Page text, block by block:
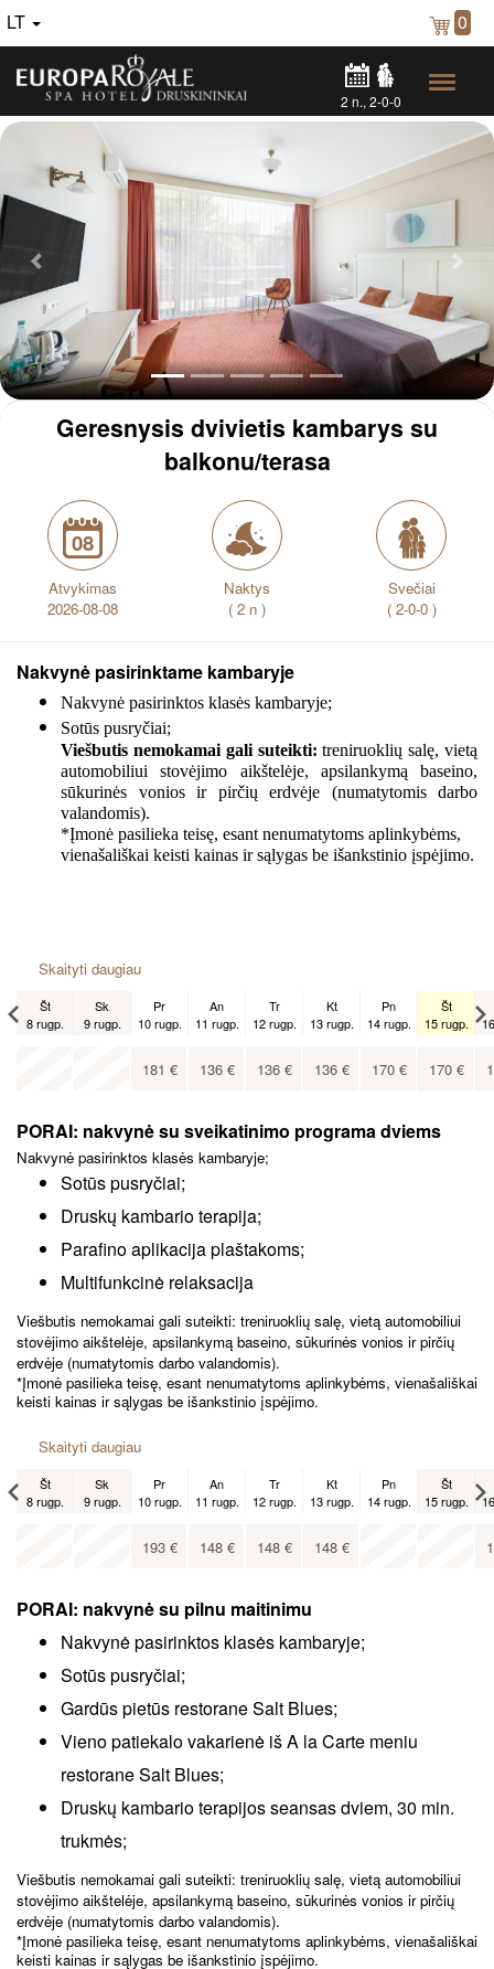
LT 0
2 n., 2-0-0
Ankstesnė
Geresnysis dvivietis kambarys su
balkonu/terasa
08
Atvykimas
2026-08-08
Naktys
( 2 n )
Svečiai
( 2-0-0 )
Nakvynė pasirinktame kambaryje
Nakvynė pasirinktos klasės kambaryje;
Sotūs pusryčiai;
Viešbutis nemokamai gali suteikti: treniruoklių salę, vietą
automobiliui stovėjimo aikštelėje, apsilankymą baseino,
sūkurinės vonios ir pirčių erdvėje (numatytomis darbo
valandomis).
*Įmonė pasilieka teisę, esant nenumatytoms aplinkybėms,
vienašališkai keisti kainas ir sąlygas be išankstinio įspėjimo.
Skaityti daugiau
Št
8 rugp.
Sk
9 rugp.
Pr
10 rugp.
An
11 rugp.
Tr
12 rugp.
Kt
13 rugp.
Pn
14 rugp.
Št
15 rugp.
181 € 136 € 136 € 136 € 170 € 170 €
PORAI: nakvynė su sveikatinimo programa dviems
Nakvynė pasirinktos klasės kambaryje;
Sotūs pusryčiai;
Druskų kambario terapija;
Parafino aplikacija plaštakoms;
Multifunkcinė relaksacija
Viešbutis nemokamai gali suteikti: treniruoklių salę, vietą automobiliui
stovėjimo aikštelėje, apsilankymą baseino, sūkurinės vonios ir pirčių
erdvėje (numatytomis darbo valandomis).
*Įmonė pasilieka teisę, esant nenumatytoms aplinkybėms, vienašališkai
keisti kainas ir sąlygas be išankstinio įspėjimo.
Skaityti daugiau
Št
8 rugp.
Sk
9 rugp.
Pr
10 rugp.
An
11 rugp.
Tr
12 rugp.
Kt
13 rugp.
Pn
14 rugp.
Št
15 rugp.
193 € 148 € 148 € 148 €
PORAI: nakvynė su pilnu maitinimu
Nakvynė pasirinktos klasės kambaryje;
Sotūs pusryčiai;
Gardūs pietūs restorane Salt Blues;
Vieno patiekalo vakarienė iš A la Carte meniu
restorane Salt Blues;
Druskų kambario terapijos seansas dviem, 30 min.
trukmės;
Viešbutis nemokamai gali suteikti: treniruoklių salę, vietą automobiliui
stovėjimo aikštelėje, apsilankymą baseino, sūkurinės vonios ir pirčių
erdvėje (numatytomis darbo valandomis).
*Įmonė pasilieka teisę, esant nenumatytoms aplinkybėms, vienašališkai
keisti kainas ir sąlygas be išankstinio įspėjimo.